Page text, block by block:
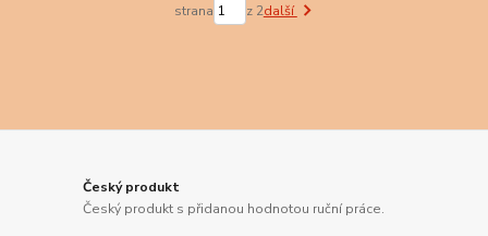
strana z 2další
Český produkt
Český produkt s přidanou hodnotou ruční práce.